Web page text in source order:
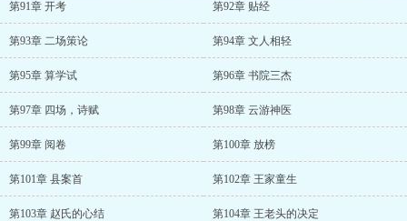
第91章 开考 第92章 贴经
第93章 二场策论 第94章 文人相轻
第95章 算学试 第96章 书院三杰
第97章 四场，诗赋 第98章 云游神医
第99章 阅卷 第100章 放榜
第101章 县案首 第102章 王家童生
第103章 赵氏的心结 第104章 王老头的决定